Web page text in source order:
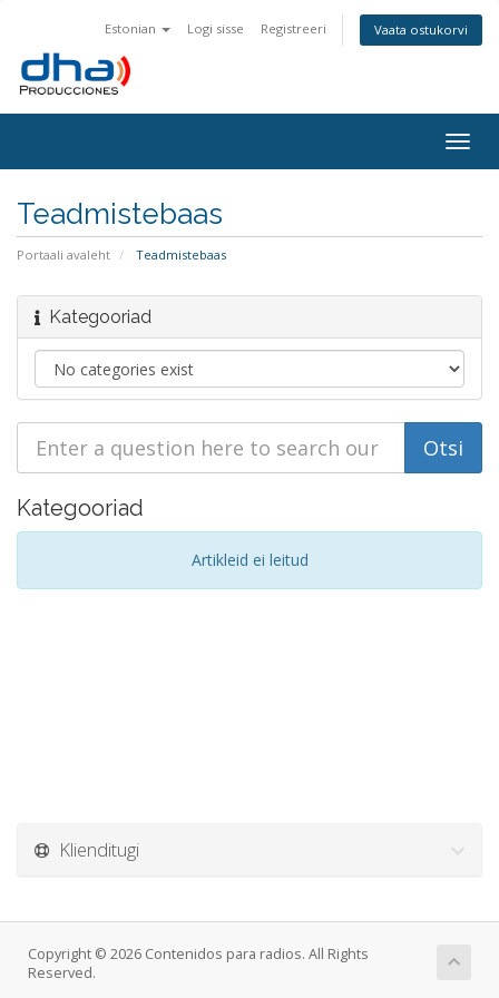
Estonian Logi sisse Registreeri Vaata ostukorvi
Teadmistebaas
Portaali avaleht Teadmistebaas
Kategooriad
Kategooriad
Artikleid ei leitud
Klienditugi
Copyright © 2026 Contenidos para radios. All Rights
Reserved.